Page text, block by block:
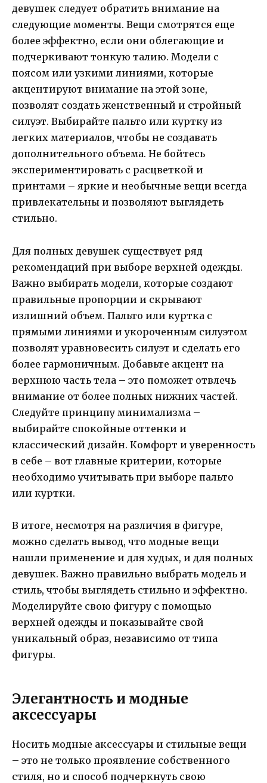
девушек следует обратить внимание на
следующие моменты. Вещи смотрятся еще
более эффектно, если они облегающие и
подчеркивают тонкую талию. Модели с
поясом или узкими линиями, которые
акцентируют внимание на этой зоне,
позволят создать женственный и стройный
силуэт. Выбирайте пальто или куртку из
легких материалов, чтобы не создавать
дополнительного объема. Не бойтесь
экспериментировать с расцветкой и
принтами – яркие и необычные вещи всегда
привлекательны и позволяют выглядеть
стильно.
Для полных девушек существует ряд
рекомендаций при выборе верхней одежды.
Важно выбирать модели, которые создают
правильные пропорции и скрывают
излишний объем. Пальто или куртка с
прямыми линиями и укороченным силуэтом
позволят уравновесить силуэт и сделать его
более гармоничным. Добавьте акцент на
верхнюю часть тела – это поможет отвлечь
внимание от более полных нижних частей.
Следуйте принципу минимализма –
выбирайте спокойные оттенки и
классический дизайн. Комфорт и уверенность
в себе – вот главные критерии, которые
необходимо учитывать при выборе пальто
или куртки.
В итоге, несмотря на различия в фигуре,
можно сделать вывод, что модные вещи
нашли применение и для худых, и для полных
девушек. Важно правильно выбрать модель и
стиль, чтобы выглядеть стильно и эффектно.
Моделируйте свою фигуру с помощью
верхней одежды и показывайте свой
уникальный образ, независимо от типа
фигуры.
Элегантность и модные
аксессуары
Носить модные аксессуары и стильные вещи
– это не только проявление собственного
стиля, но и способ подчеркнуть свою